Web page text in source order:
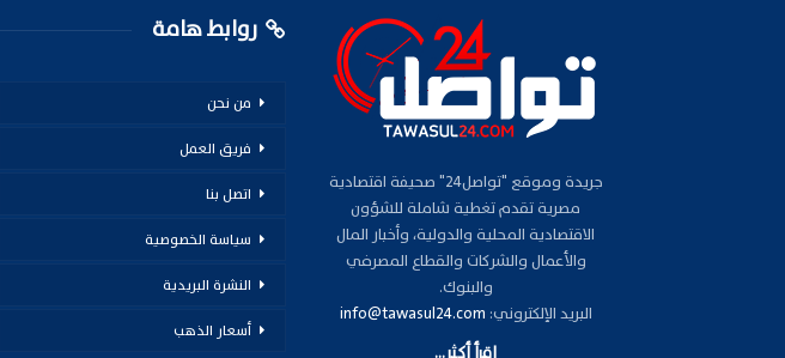
جريدة وموقع "تواصل24" صحيفة اقتصادية
مصرية تقدم تغطية شاملة للشؤون
الاقتصادية المحلية والدولية، وأخبار المال
والأعمال والشركات والقطاع المصرفي
والبنوك.
البريد الإلكتروني: info@tawasul24.com
روابط هامة
من نحن
فريق العمل
اتصل بنا
سياسة الخصوصية
النشرة البريدية
أسعار الذهب